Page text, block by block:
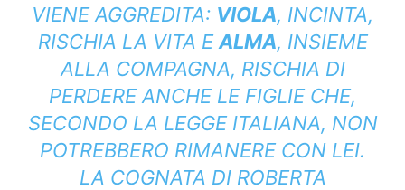
VIENE AGGREDITA: VIOLA, INCINTA,
RISCHIA LA VITA EALMA, INSIEME
ALLA COMPAGNA, RISCHIA DI
PERDERE ANCHE LE FIGLIE CHE,
SECONDO LA LEGGE ITALIANA, NON
POTREBBERO RIMANERE CON LEI.
LA COGNATA DI ROBERTA